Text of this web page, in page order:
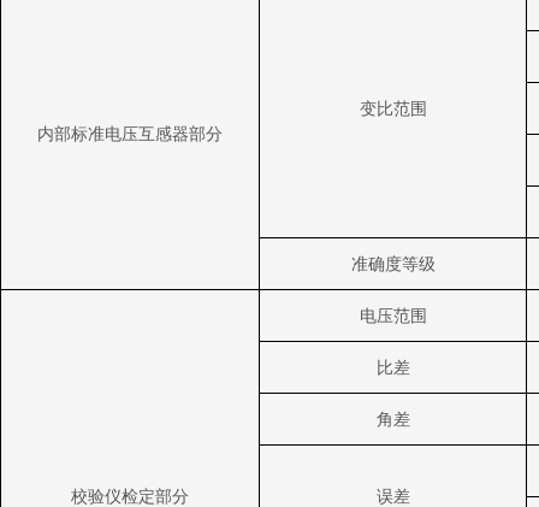
内部标准电压互感器部分
变比范围
准确度等级
校验仪检定部分
电压范围
比差
角差
误差